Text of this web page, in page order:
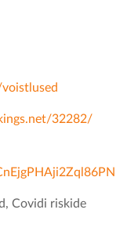
32282/
Covidi riskide